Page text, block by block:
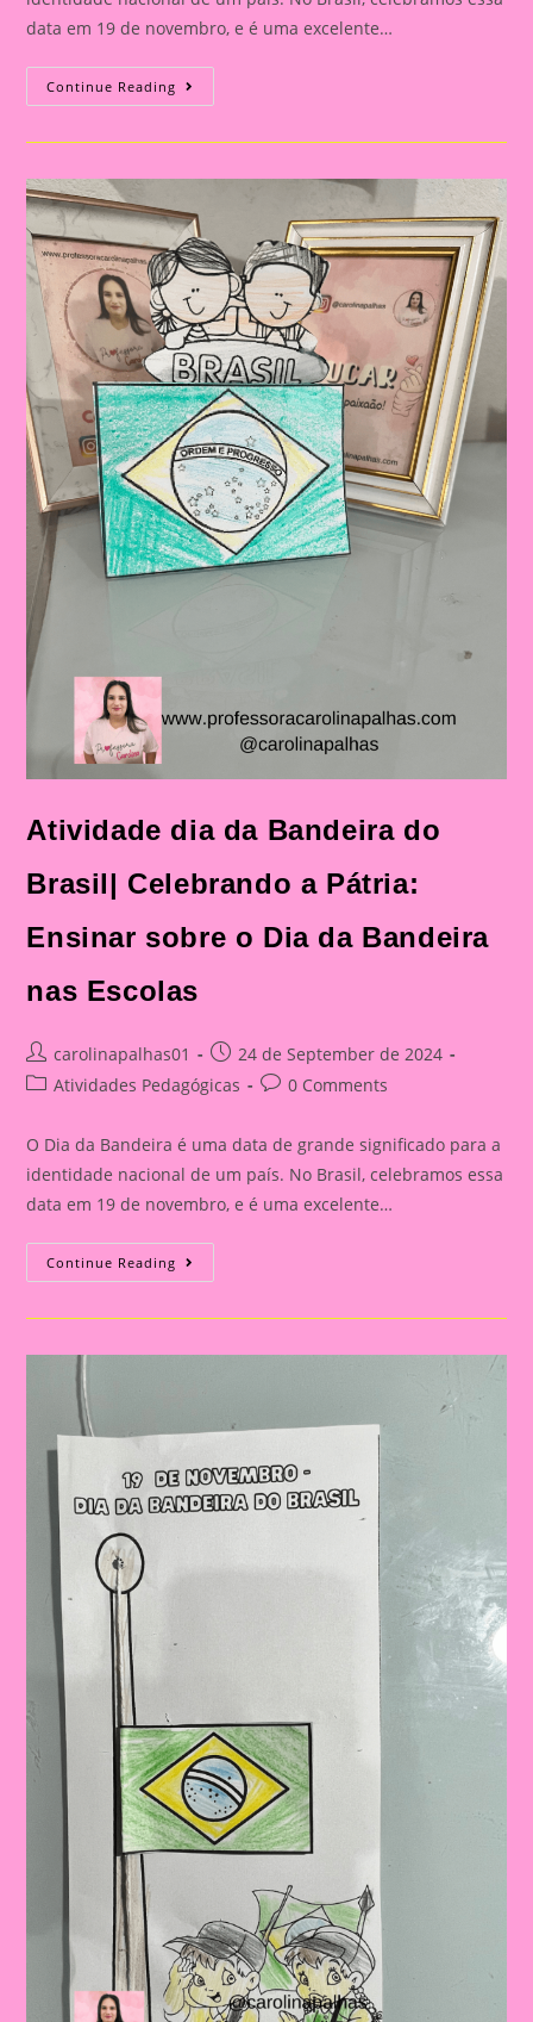
data em 19 de novembro, e é uma excelente…
Continue Reading Atividade
Dia
Bandeira
Pátria:
Ensinar
Sobre
O
Dia
Da
Bandeira
Nas
Escolas
Atividade dia da Bandeira do
Brasil| Celebrando a Pátria:
Ensinar sobre o Dia da Bandeira
nas Escolas
Post
author:
carolinapalhas01
Post
published:
24 de September de 2024
PostAtividades Pedagógicas
Post0 Comments
O Dia da Bandeira é uma data de grande significado para a
identidade nacional de um país. No Brasil, celebramos essa
data em 19 de novembro, e é uma excelente…
Continue Reading Atividade
Dia
Bandeira
Sobre
Dia
Da
Bandeira
Nas